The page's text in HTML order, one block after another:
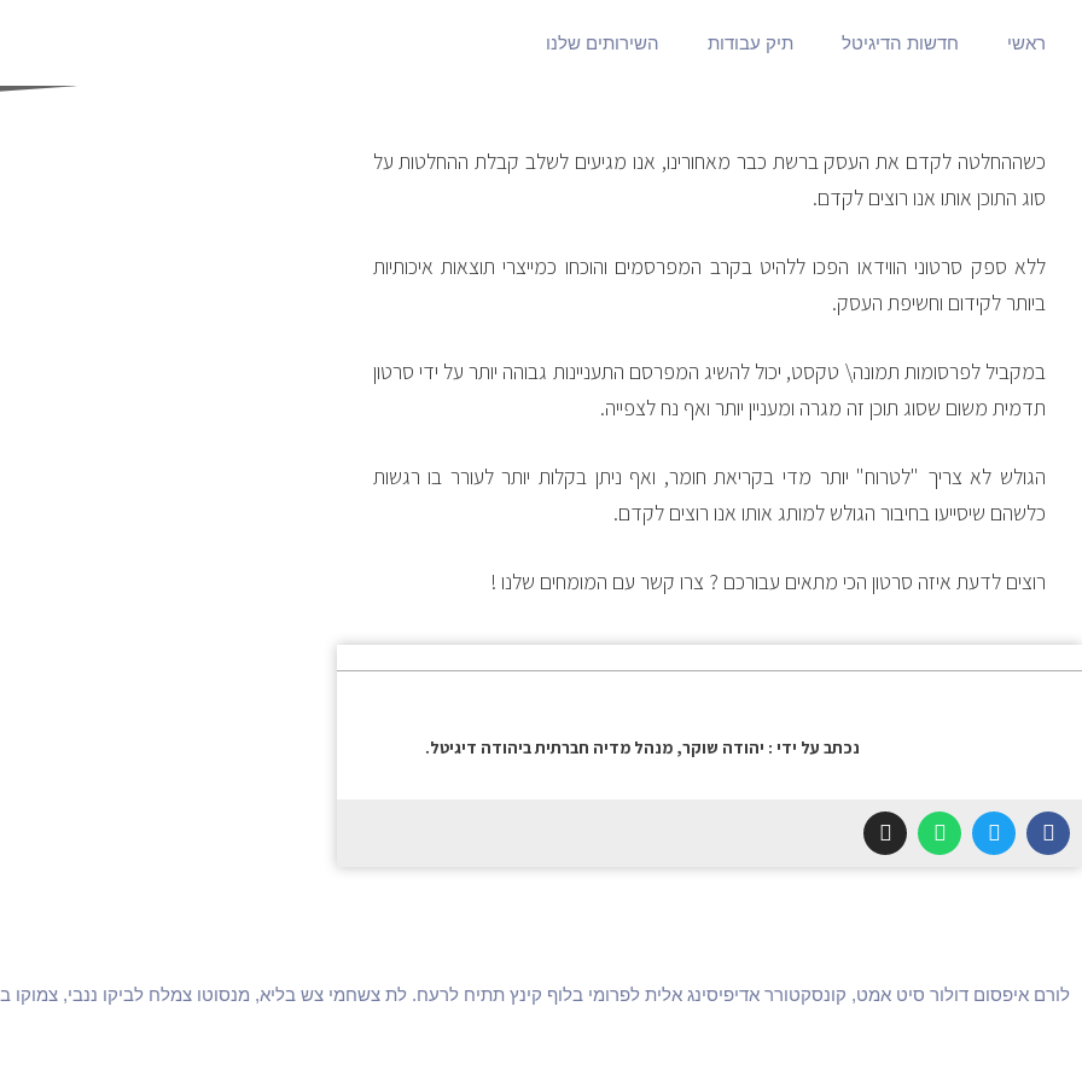
ראשי חדשות הדיגיטל תיק עבודות השירותים שלנו
כשההחלטה לקדם את העסק ברשת כבר מאחורינו, אנו מגיעים לשלב קבלת ההחלטות על
סוג התוכן אותו אנו רוצים לקדם.
ללא ספק סרטוני הווידאו הפכו ללהיט בקרב המפרסמים והוכחו כמייצרי תוצאות איכותיות
ביותר לקידום וחשיפת העסק.
במקביל לפרסומות תמונה\ טקסט, יכול להשיג המפרסם התעניינות גבוהה יותר על ידי סרטון
תדמית משום שסוג תוכן זה מגרה ומעניין יותר ואף נח לצפייה.
הגולש לא צריך "לטרוח" יותר מדי בקריאת חומר, ואף ניתן בקלות יותר לעורר בו רגשות
כלשהם שיסייעו בחיבור הגולש למותג אותו אנו רוצים לקדם.
רוצים לדעת איזה סרטון הכי מתאים עבורכם ? צרו קשר עם המומחים שלנו !
נכתב על ידי : יהודה שוקר, מנהל מדיה חברתית ביהודה דיגיטל.
לורם איפסום דולור סיט אמט, קונסקטורר אדיפיסינג אלית לפרומי בלוף קינץ תתיח לרעח. לת צשחמי צש בליא, מנסוטו צמלח לביקו ננבי, צמוקו